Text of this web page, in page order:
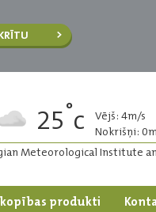
25°c
Vējš: 4m/s
Nokrišņi:
Meteorological Institute
produkti